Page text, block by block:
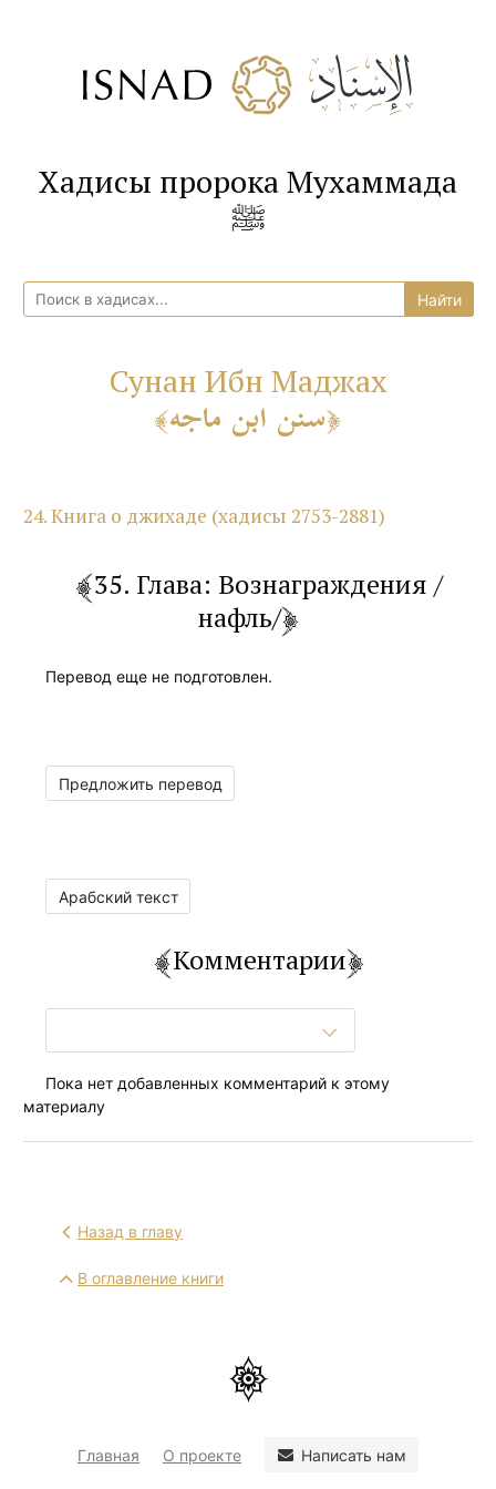
Хадисы пророка Мухаммада
ﷺ
Сунан Ибн Маджах
سنن ابن ماجه
24. Книга о джихаде (хадисы 2753-2881)
35. Глава: Вознаграждения /
нафль/
Перевод еще не подготовлен.
Предложить перевод
Арабский текст
Комментарии
Пока нет добавленных комментарий к этому
материалу
Назад в главу
В оглавление книги
Главная О проекте Написать нам